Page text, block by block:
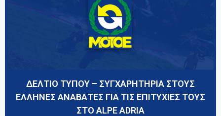
ΔΕΛΤΙΟ ΤΥΠΟΥ – ΣΥΓΧΑΡΗΤΗΡΙΑ ΣΤΟΥΣ
ΕΛΛΗΝΕΣ ΑΝΑΒΑΤΕΣ ΓΙΑ ΤΙΣ ΕΠΙΤΥΧΙΕΣ ΤΟΥΣ
ΣΤΟ ALPE ADRIA